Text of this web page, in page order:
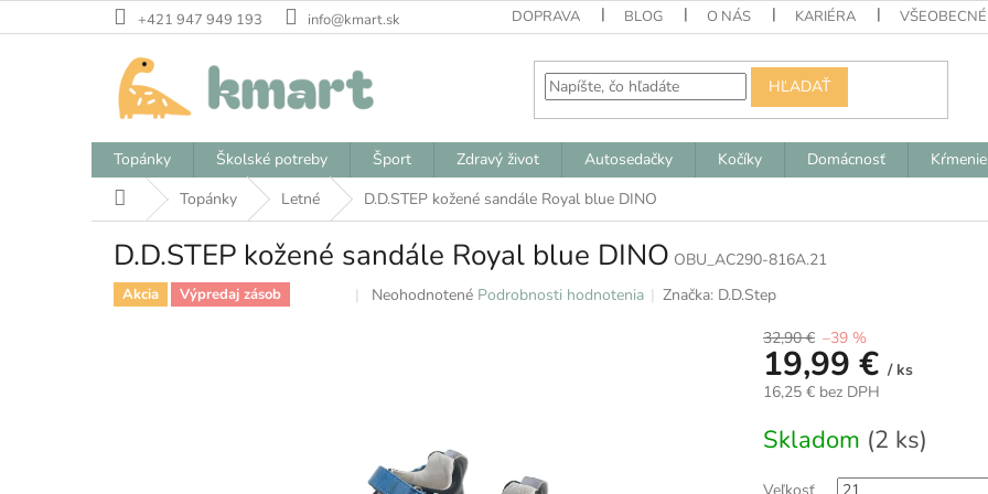
na
+421 947 949 193 info@kmart.sk DOPRAVA BLOG O NÁS KARIÉRA
HĽADAŤ
Topánky Školské potreby Šport Zdravý život Autosedačky Kočíky Domácnosť
DomovTopánky Letné D.D.STEP kožené sandále Royal blue DINO
D.D.STEP kožené sandále Royal blue DINO OBU_AC290-816A.21
Akcia Výpredaj zásob
Priemerné
Neohodnotené Podrobnosti hodnotenia Značka: D.D.Step
32,90 € –39 %
19,99 € / ks
16,25 € bez DPH
cena:
Skladom (2 ks)